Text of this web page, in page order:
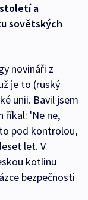
a
sovětských
novináři z
je to (ruský
unii. Bavil jsem
říkal: 'Ne ne,
pod kontrolou,
let. V
kotlinu
bezpečnosti